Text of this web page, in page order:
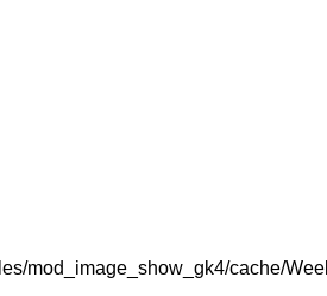
mod_image_show_gk4/cache/